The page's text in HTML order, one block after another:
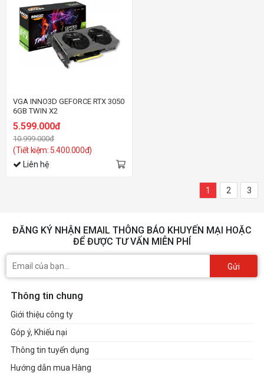
VGA INNO3D GEFORCE RTX 3050
6GB TWIN X2
5.599.000đ
10.999.000đ
(Tiết kiệm: 5.400.000đ)
Liên hệ
1 2 3
ĐĂNG KÝ NHẬN EMAIL THÔNG BÁO KHUYẾN MẠI HOẶC
ĐỂ ĐƯỢC TƯ VẤN MIỄN PHÍ
Gửi
Thông tin chung
Giới thiệu công ty
Góp ý, Khiếu nại
Thông tin tuyển dụng
Hướng dẫn mua Hàng